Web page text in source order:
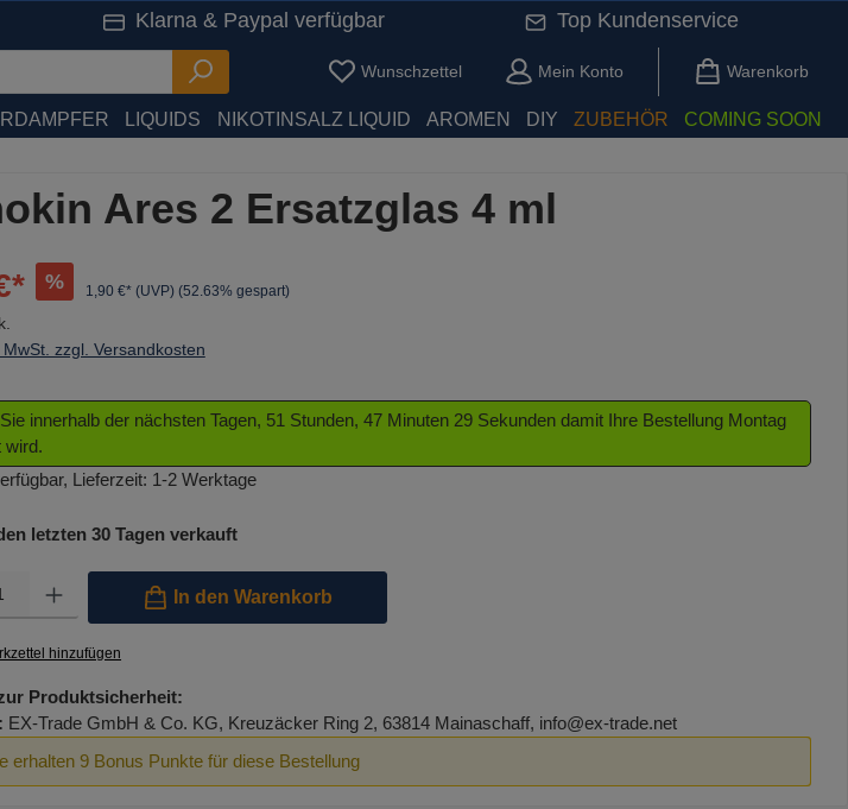
Klarna & Paypal verfügbar Top Kundenservice
Wunschzettel Du hast 0 Produkte auf dem Merkzettel
Mein Konto Warenkorb
LIQUIDS NIKOTINSALZ LIQUID AROMEN DIY ZUBEHÖR COMING SOON
Ares 2 Ersatzglas 4 ml
% 1,90 €* (UVP) (52.63% gespart)
zzgl. Versandkosten
innerhalb der nächsten Tagen, 51 Stunden, 47 Minuten 29 Sekunden damit Ihre Bestellung Montag
wird.
Lieferzeit: 1-2 Werktage
letzten 30 Tagen verkauft
In den Warenkorb
hinzufügen
Produktsicherheit:
EX-Trade GmbH & Co. KG, Kreuzäcker Ring 2, 63814 Mainaschaff, info@ex-trade.net
erhalten 9 Bonus Punkte für diese Bestellung